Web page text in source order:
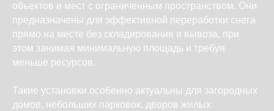
объектов и мест с ограниченным пространством. Они
предназначены для эффективной переработки снега
прямо на месте без складирования и вывоза, при
этом занимая минимальную площадь и требуя
меньше ресурсов.
Такие установки особенно актуальны для загородных
домов, небольших парковок, дворов жилых